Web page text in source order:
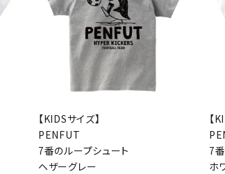
【KIDSサイズ】
PENFUT
7番のループシュート
ヘザーグレー
【
7
ホ